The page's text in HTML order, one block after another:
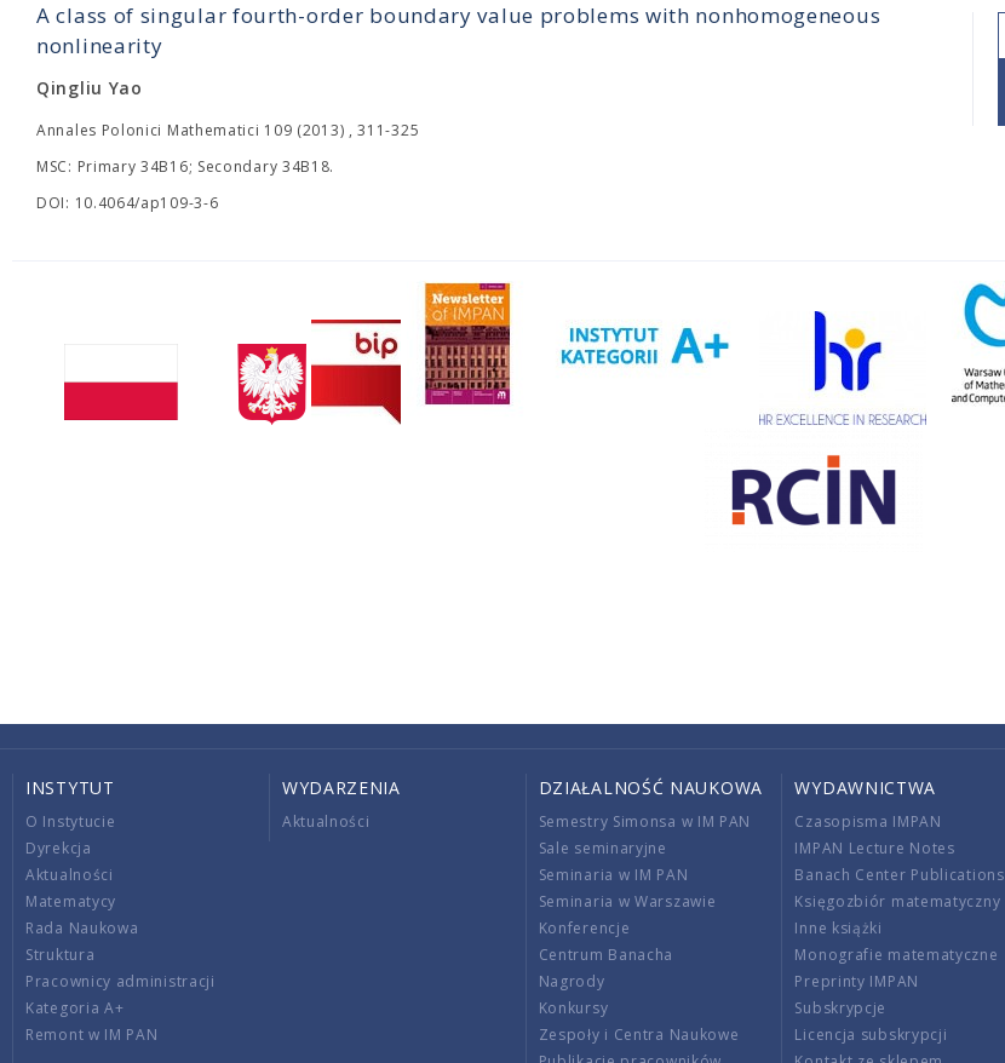
A class of singular fourth-order boundary value problems with nonhomogeneous
nonlinearity
Qingliu Yao
Annales Polonici Mathematici 109 (2013) , 311-325
MSC: Primary 34B16; Secondary 34B18.
DOI: 10.4064/ap109-3-6
INSTYTUT
O Instytucie
Dyrekcja
Aktualności
Matematycy
Rada Naukowa
Struktura
Pracownicy administracji
Kategoria A+
Remont w IM PAN
WYDARZENIA
Aktualności
DZIAŁALNOŚĆ NAUKOWA
Semestry Simonsa w IM PAN
Sale seminaryjne
Seminaria w IM PAN
Seminaria w Warszawie
Konferencje
Centrum Banacha
Nagrody
Konkursy
Zespoły i Centra Naukowe
WYDAWNICTWA
Czasopisma IMPAN
IMPAN Lecture Notes
Banach Center Publications
Księgozbiór matematyczny
Inne książki
Monografie matematyczne
Preprinty IMPAN
Subskrypcje
Licencja subskrypcji